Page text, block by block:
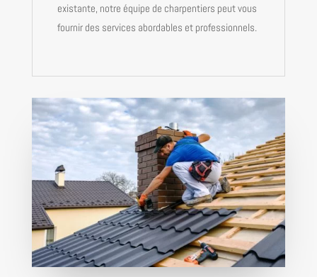
existante, notre équipe de charpentiers peut vous
fournir des services abordables et professionnels.